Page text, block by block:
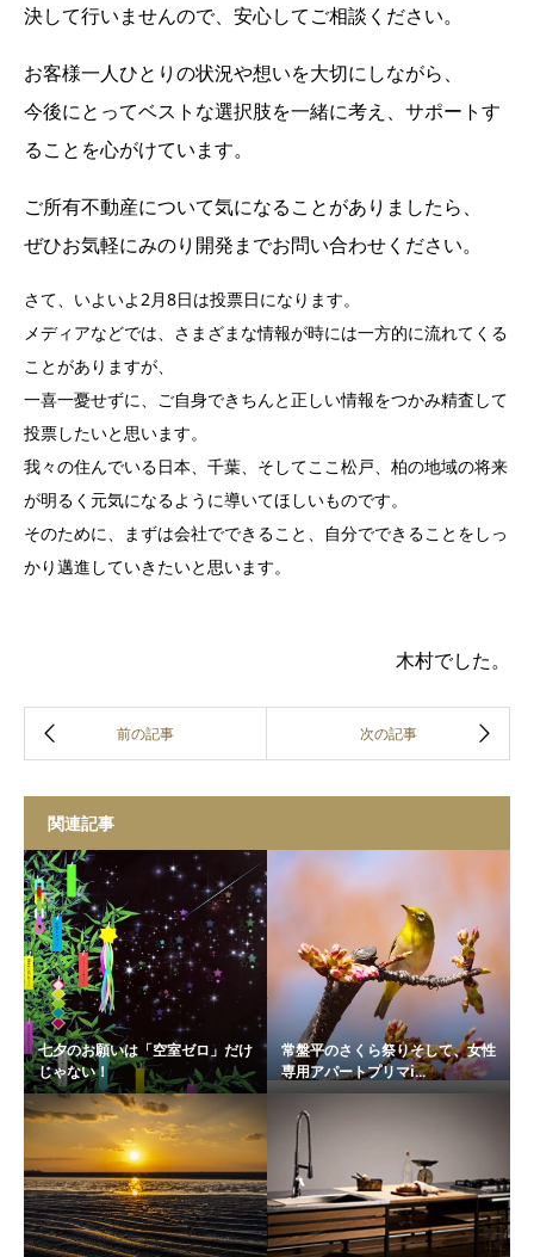
決して行いませんので、安心してご相談ください。
お客様一人ひとりの状況や想いを大切にしながら、
今後にとってベストな選択肢を一緒に考え、サポートす
ることを心がけています。
ご所有不動産について気になることがありましたら、
ぜひお気軽にみのり開発までお問い合わせください。
さて、いよいよ2月8日は投票日になります。
メディアなどでは、さまざまな情報が時には一方的に流れてくる
ことがありますが、
一喜一憂せずに、ご自身できちんと正しい情報をつかみ精査して
投票したいと思います。
我々の住んでいる日本、千葉、そしてここ松戸、柏の地域の将来
が明るく元気になるように導いてほしいものです。
そのために、まずは会社でできること、自分でできることをしっ
かり邁進していきたいと思います。
木村でした。
関連記事
七夕のお願いは「空室ゼロ」だけ
じゃない！
常盤平のさくら祭りそして、女性
専用アパートプリマi...